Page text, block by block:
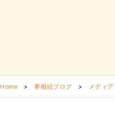
Home > 夢相続ブログ > メディア